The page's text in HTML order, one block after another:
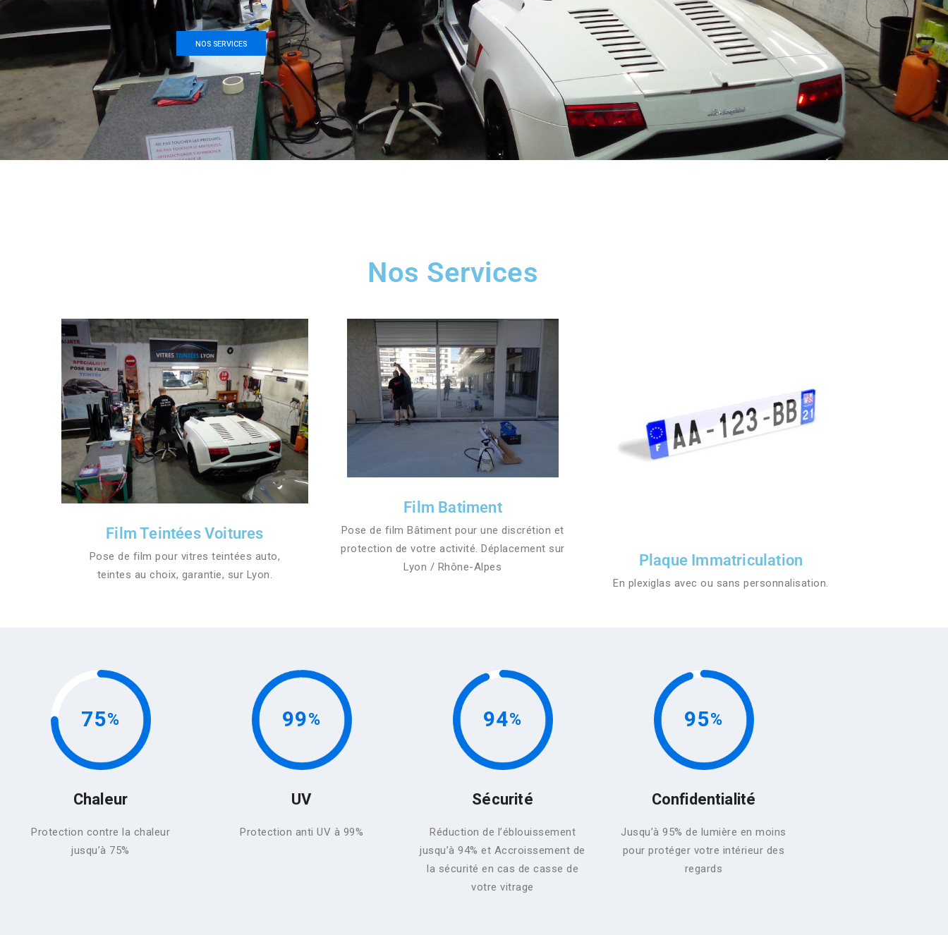
Le Spécialiste De La
Pose De Films
Teintés Sur Lyon
Nos Services
Film Teintées Voitures
Pose de film pour vitres teintées auto,
teintes au choix, garantie, sur Lyon.
Film Batiment
Pose de film Bâtiment pour une discrétion et
protection de votre activité. Déplacement sur
Lyon / Rhône-Alpes
Plaque Immatriculation
En plexiglas avec ou sans personnalisation.
75
Chaleur
Protection contre la chaleur
jusqu’à 75%
99
UV
Protection anti UV à 99%
94
Sécurité
Réduction de l’éblouissement
jusqu’à 94% et Accroissement de
la sécurité en cas de casse de
votre vitrage
95
Confidentialité
Jusqu’à 95% de lumière en moins
pour protéger votre intérieur des
regards